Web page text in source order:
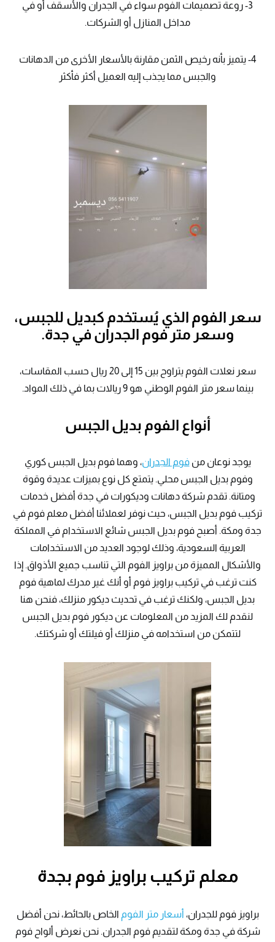
3- روعة تصميمات الفوم سواء في الجدران والأسقف أو في
مداخل المنازل أو الشركات.
4- يتميز بأنه رخيص الثمن مقارنة بالأسعار الأخرى من الدهانات
والجبس مما يجذب إليه العميل أكثر فأكثر
سعر الفوم الذي يُستخدم كبديل للجبس،
وسعر متر فوم الجدران في جدة.
سعر نعلات الفوم يتراوح بين 15 إلى 20 ريال حسب المقاسات،
بينما سعر متر الفوم الوطني هو 9 ريالات بما في ذلك المواد.
أنواع الفوم بديل الجبس
يوجد نوعان منفوم الجدران، وهما فوم بديل الجبس كوري
وفوم بديل الجبس محلي. يتمتع كل نوع بميزات عديدة وقوة
ومتانة. تقدم شركة دهانات وديكورات في جدة أفضل خدمات
تركيب فوم بديل الجبس، حيث نوفر لعملائنا أفضل معلم فوم في
جدة ومكة. أصبح فوم بديل الجبس شائع الاستخدام في المملكة
العربية السعودية، وذلك لوجود العديد من الاستخدامات
والأشكال المميزة من براويز الفوم التي تناسب جميع الأذواق. إذا
كنت ترغب في تركيب براويز فوم أو أنك غير مدرك لماهية فوم
بديل الجبس، ولكنك ترغب في تحديث ديكور منزلك، فنحن هنا
لنقدم لك المزيد من المعلومات عن ديكور فوم بديل الجبس
لتتمكن من استخدامه في منزلك أو فيلتك أو شركتك.
معلم تركيب براويز فوم بجدة
براويز فوم للجدران، أسعار متر الفوم الخاص بالحائط، نحن أفضل
شركة في جدة ومكة لتقديم فوم الجدران. نحن نعرض ألواح فوم